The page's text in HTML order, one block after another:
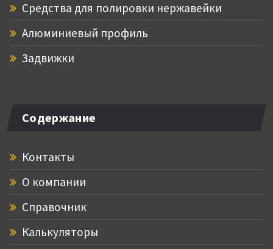
Средства для полировки нержавейки
Алюминиевый профиль
Задвижки
Содержание
Контакты
О компании
Справочник
Калькуляторы